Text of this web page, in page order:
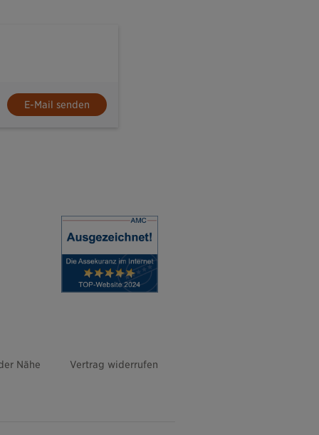
E-Mail senden
Nähe Vertrag widerrufen